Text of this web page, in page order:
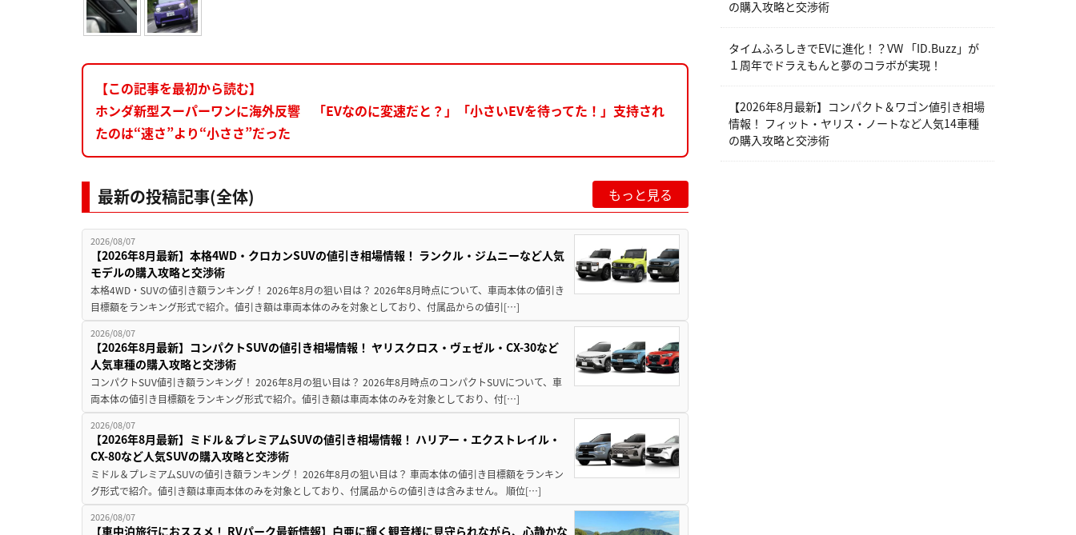
【この記事を最初から読む】
ホンダ新型スーパーワンに海外反響 「EVなのに変速だと？」「小さいEVを待ってた！」支持され
たのは“速さ”より“小ささ”だった
最新の投稿記事(全体) もっと見る
2026/08/07
【2026年8月最新】本格4WD・クロカンSUVの値引き相場情報！ ランクル・ジムニーなど人気
モデルの購入攻略と交渉術
本格4WD・SUVの値引き額ランキング！ 2026年8月の狙い目は？ 2026年8月時点について、車両本体の値引き
目標額をランキング形式で紹介。値引き額は車両本体のみを対象としており、付属品からの値引[…]
2026/08/07
【2026年8月最新】コンパクトSUVの値引き相場情報！ ヤリスクロス・ヴェゼル・CX-30など
人気車種の購入攻略と交渉術
コンパクトSUV値引き額ランキング！ 2026年8月の狙い目は？ 2026年8月時点のコンパクトSUVについて、車
両本体の値引き目標額をランキング形式で紹介。値引き額は車両本体のみを対象としており、付[…]
2026/08/07
【2026年8月最新】ミドル＆プレミアムSUVの値引き相場情報！ ハリアー・エクストレイル・
CX-80など人気SUVの購入攻略と交渉術
ミドル＆プレミアムSUVの値引き額ランキング！ 2026年8月の狙い目は？ 車両本体の値引き目標額をランキン
グ形式で紹介。値引き額は車両本体のみを対象としており、付属品からの値引きは含みません。 順位[…]
2026/08/07
【車中泊旅行におススメ！ RVパーク最新情報】白亜に輝く観音様に見守られながら、心静かな
の購入攻略と交渉術
タイムふろしきでEVに進化！？VW 「ID.Buzz」が
１周年でドラえもんと夢のコラボが実現！
【2026年8月最新】コンパクト＆ワゴン値引き相場
情報！ フィット・ヤリス・ノートなど人気14車種
の購入攻略と交渉術